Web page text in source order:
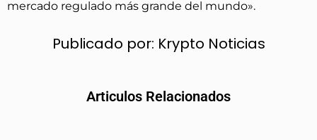
mercado regulado más grande del mundo».
Publicado por: Krypto Noticias
Articulos Relacionados